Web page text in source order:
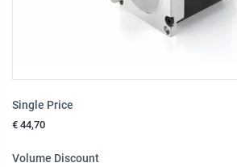
Single Price
€ 44,70
Volume Discount